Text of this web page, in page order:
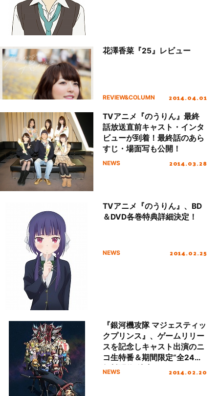
花澤香菜『25』レビュー
REVIEW&COLUMN 2014.04.01
TVアニメ『のうりん』最終
話放送直前キャスト・インタ
ビューが到着！最終話のあら
すじ・場面写も公開！
NEWS 2014.03.28
TVアニメ『のうりん』、BD
＆DVD各巻特典詳細決定！
NEWS 2014.02.25
『銀河機攻隊 マジェスティッ
クプリンス』、ゲームリリー
スを記念しキャスト出演のニ
コ生特番＆期間限定“全24話
無料配信”決定！
NEWS 2014.02.20